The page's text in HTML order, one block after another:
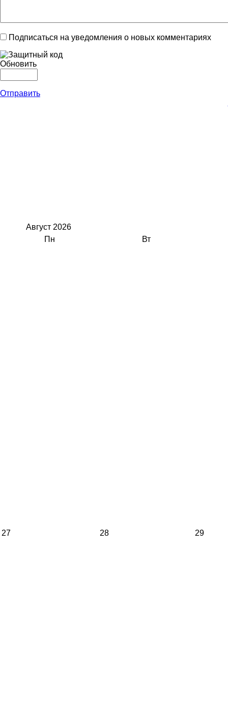
Подписаться на уведомления о новых комментариях
Обновить
Отправить
Август 2026
Пн
Вт
27 28 29